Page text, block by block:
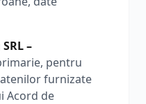
–
pentru
furnizate
Acord de